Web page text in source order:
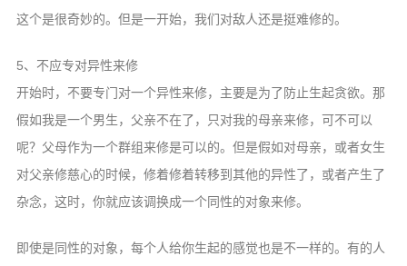
这个是很奇妙的。但是一开始，我们对敌人还是挺难修的。
5、不应专对异性来修
开始时，不要专门对一个异性来修，主要是为了防止生起贪欲。那
假如我是一个男生，父亲不在了，只对我的母亲来修，可不可以
呢？父母作为一个群组来修是可以的。但是假如对母亲，或者女生
对父亲修慈心的时候，修着修着转移到其他的异性了，或者产生了
杂念，这时，你就应该调换成一个同性的对象来修。
即使是同性的对象，每个人给你生起的感觉也是不一样的。有的人